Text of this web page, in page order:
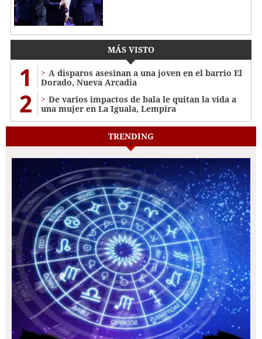
MÁS VISTO
1
A disparos asesinan a una joven en el barrio El
Dorado, Nueva Arcadia
2
De varios impactos de bala le quitan la vida a
una mujer en La Iguala, Lempira
TRENDING